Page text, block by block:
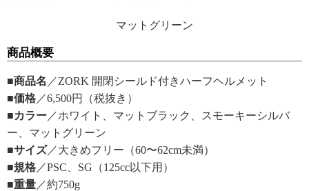
マットグリーン
商品概要
■商品名 ／ZORK 開閉シールド付きハーフヘルメット
■価格 ／6,500円（税抜き）
■カラー ／ホワイト、マットブラック、スモーキーシルバ
ー、マットグリーン
■サイズ／大きめフリー（60〜62cm未満）
■規格 ／PSC、SG（125cc以下用）
■重量 ／約750g